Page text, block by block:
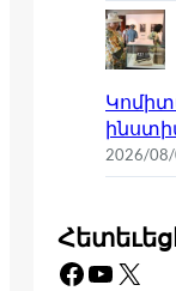
2026/
Facebook YouTube X